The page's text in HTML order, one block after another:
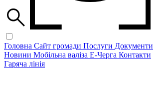
Головна Сайт громади Послуги Документи
Новини Мобільна валіза Е-Черга Контакти
Гаряча лінія